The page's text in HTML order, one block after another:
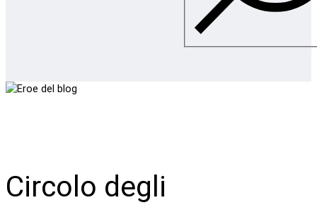
Circolo degli